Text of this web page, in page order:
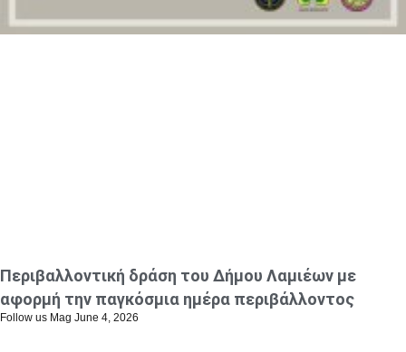
Περιβαλλοντική δράση του Δήμου Λαμιέων με
αφορμή την παγκόσμια ημέρα περιβάλλοντος
Follow us Mag June 4, 2026